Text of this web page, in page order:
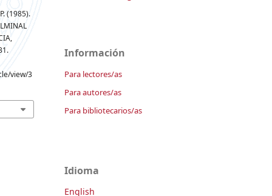
(1985).
view/3
Información
Para lectores/as
Para autores/as
Para bibliotecarios/as
Idioma
English